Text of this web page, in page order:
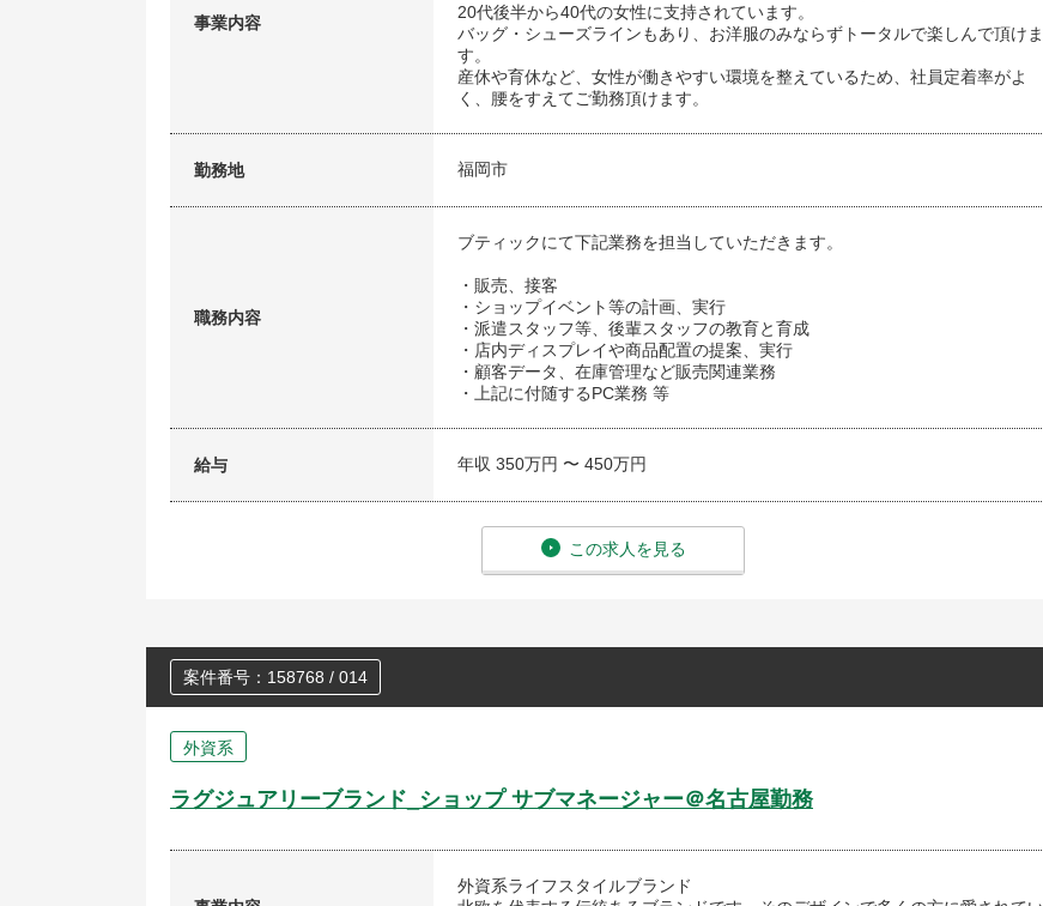
事業内容
20代後半から40代の女性に支持されています。
バッグ・シューズラインもあり、お洋服のみならずトータルで楽しんで頂けま
す。
産休や育休など、女性が働きやすい環境を整えているため、社員定着率がよ
く、腰をすえてご勤務頂けます。
勤務地 福岡市
職務内容
ブティックにて下記業務を担当していただきます。
・販売、接客
・ショップイベント等の計画、実行
・派遣スタッフ等、後輩スタッフの教育と育成
・店内ディスプレイや商品配置の提案、実行
・顧客データ、在庫管理など販売関連業務
・上記に付随するPC業務 等
給与 年収 350万円 〜 450万円
この求人を見る
案件番号：158768 / 014
外資系
ラグジュアリーブランド_ショップ サブマネージャー＠名古屋勤務
外資系ライフスタイルブランド